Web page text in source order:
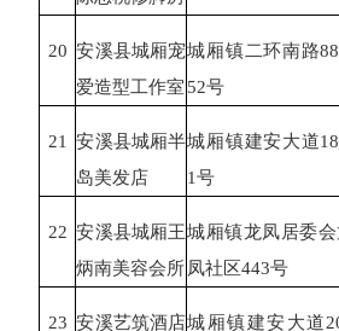
20 安溪县城厢宠
爱造型工作室
城厢镇二环南路
52号
21
安溪县城厢半
岛美发店
城厢镇建安大道
1号
22 安溪县城厢王
炳南美容会所
城厢镇龙凤居委会
凤社区443号
23 安溪艺筑酒店城厢镇建安大道